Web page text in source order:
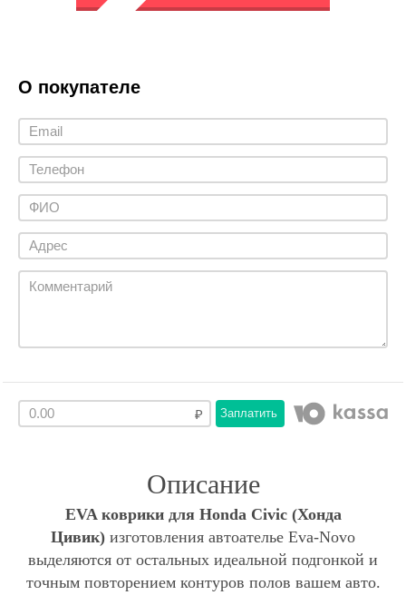
О покупателе
Заплатить
Описание
EVA коврики для Honda Civic (Хонда
Цивик) изготовления автоателье Eva-Novo
выделяются от остальных идеальной подгонкой и
точным повторением контуров полов вашем авто.